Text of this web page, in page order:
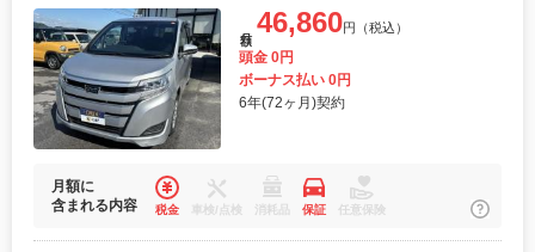
46,860円（税込）
頭金 0円
ボーナス払い 0円
6年(72ヶ月)契約
月額に
含まれる内容
税金 車検/点検 消耗品 保証 任意保険